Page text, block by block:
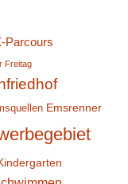
Parcours
Freitag
Emsrenner